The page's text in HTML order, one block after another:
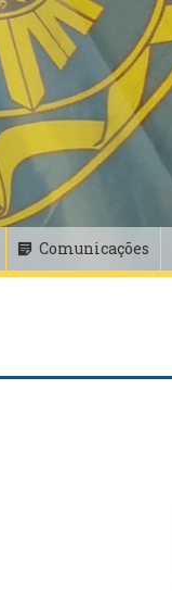
Comunicações